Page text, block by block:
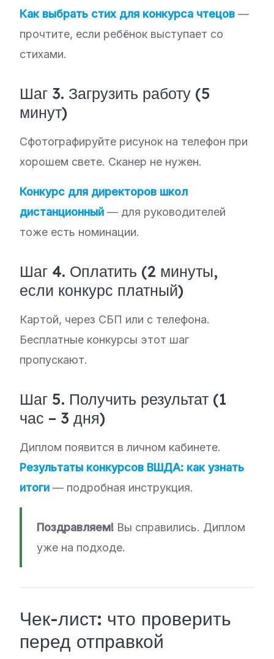
Как выбрать стих для конкурса чтецов —
прочтите, если ребёнок выступает со
стихами.
Шаг 3. Загрузить работу (5
минут)
Сфотографируйте рисунок на телефон при
хорошем свете. Сканер не нужен.
Конкурс для директоров школ
дистанционный — для руководителей
тоже есть номинации.
Шаг 4. Оплатить (2 минуты,
если конкурс платный)
Картой, через СБП или с телефона.
Бесплатные конкурсы этот шаг
пропускают.
Шаг 5. Получить результат (1
час – 3 дня)
Диплом появится в личном кабинете.
Результаты конкурсов ВШДА: как узнать
итоги — подробная инструкция.
Поздравляем! Вы справились. Диплом
уже на подходе.
Чек-лист: что проверить
перед отправкой